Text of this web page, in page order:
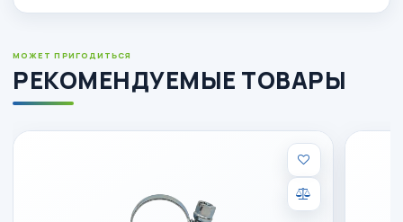
МОЖЕТ ПРИГОДИТЬСЯ
РЕКОМЕНДУЕМЫЕ ТОВАРЫ